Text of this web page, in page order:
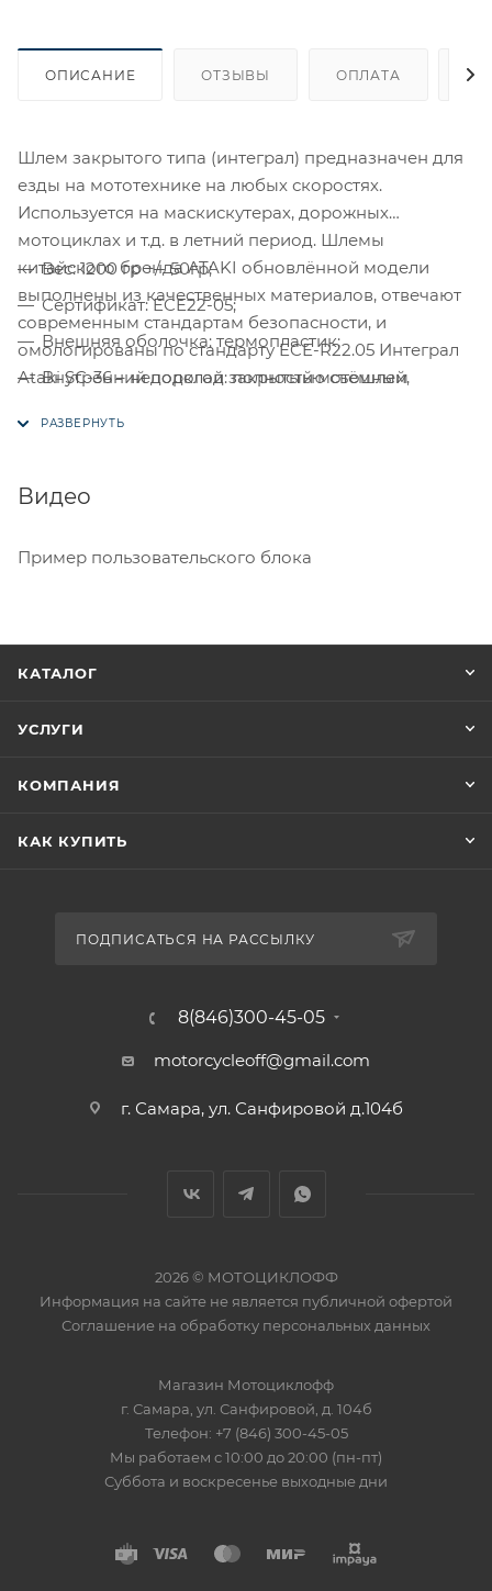
ОПИСАНИЕ ОТЗЫВЫ ОПЛАТА
Шлем закрытого типа (интеграл) предназначен для
езды на мототехнике на любых скоростях.
Используется на маскискутерах, дорожных
мотоциклах и т.д. в летний период. Шлемы
китайского бренда ATAKI обновлённой модели
выполнены из качественных материалов, отвечают
современным стандартам безопасности, и
омологированы по стандарту ECE-R22.05 Интеграл
Ataki SC-36 – недорогой закрытый мотошлем
аэродинамическими характеристиками.
эргономичный дизайн.
Вес: 1200 гр +/- 50гр;
Сертификат: ECE22-05;
Внешняя оболочка: термопластик;
Внутренний подклад: полностью съёмный,
визора Anti-Scratch;
Видео
Пример пользовательского блока
КАТАЛОГ
УСЛУГИ
КОМПАНИЯ
КАК КУПИТЬ
ПОДПИСАТЬСЯ НА РАССЫЛКУ
8(846)300-45-05
motorcycleoff@gmail.com
г. Самара, ул. Санфировой д.104б
2026 © МОТОЦИКЛОФФ
Информация на сайте не является публичной офертой
Соглашение на обработку персональных данных
Магазин Мотоциклофф
г. Самара ул. Санфировой, д. 104б
Телефон: +7 (846) 300-45-05
Мы работаем с 10:00 до 20:00 (пн-пт)
Суббота и воскресенье выходные дни